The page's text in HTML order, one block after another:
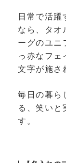
日常で活
なら、タオ
ーグのユニ
っ赤なフェ
文字が施さ
毎日の暮ら
る、笑いと
す。